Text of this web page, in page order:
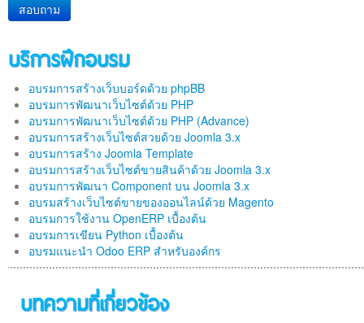
สอบถาม
บริการฝึกอบรม
อบรมการสร้างเว็บบอร์ดด้วย phpBB
อบรมการพัฒนาเว็บไซต์ด้วย PHP
อบรมการพัฒนาเว็บไซต์ด้วย PHP (Advance)
อบรมการสร้างเว็บไซต์สวยด้วย Joomla 3.x
อบรมการสร้าง Joomla Template
อบรมการสร้างเว็บไซต์ขายสินค้าด้วย Joomla 3.x
อบรมการพัฒนา Component บน Joomla 3.x
อบรมสร้างเว็บไซต์ขายของออนไลน์ด้วย Magento
อบรมการใช้งาน OpenERP เบื้องต้น
อบรมการเขียน Python เบื้องต้น
อบรมแนะนำ Odoo ERP สำหรับองค์กร
บทความที่เกี่ยวข้อง